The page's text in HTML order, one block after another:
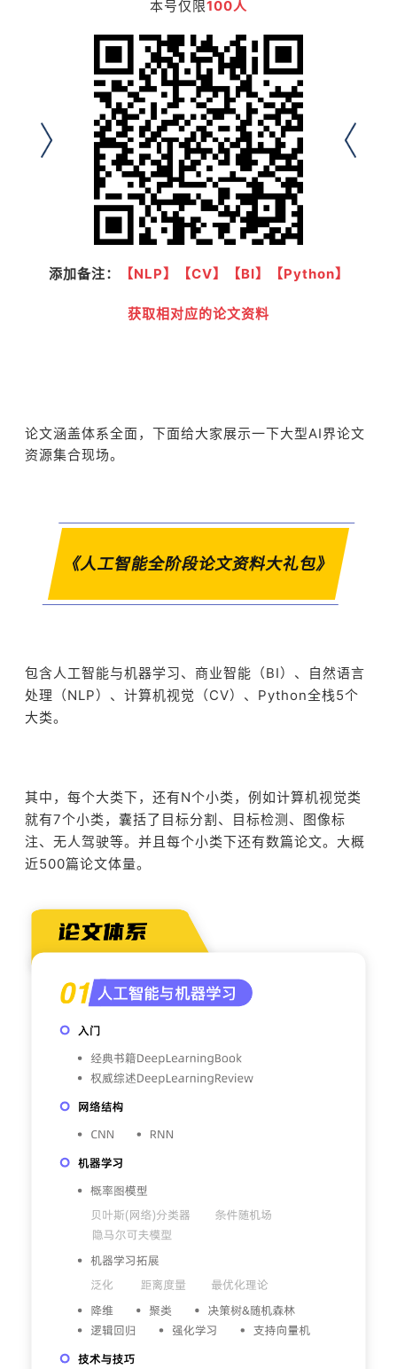
本号仅限100人
添加备注： 【NLP】【CV】【BI】【Python】
获取相对应的论文资料
论文涵盖体系全面，下面给大家展示一下大型AI界论文
资源集合现场。
《人工智能全阶段论文资料大礼包》
包含人工智能与机器学习、商业智能（BI）、自然语言
处理（NLP）、计算机视觉（CV）、Python全栈5个
大类。
其中，每个大类下，还有N个小类，例如计算机视觉类
就有7个小类，囊括了目标分割、目标检测、图像标
注、无人驾驶等。并且每个小类下还有数篇论文。大概
近500篇论文体量。